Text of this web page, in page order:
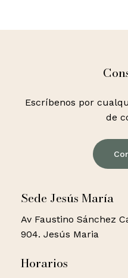
Escríbenos por
de
Sede Jesús María
Av Faustino Sánchez
904. Jesús Maria
Horarios